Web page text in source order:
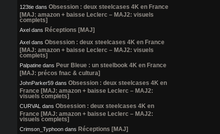
123tie dans Obsession : deux steelcases 4K en France
[MAJ: amazon + baisse Leclerc – MAJ2: visuels
complets]
Axel dans Réceptions [MAJ]
Axel dans Obsession : deux steelcases 4K en France
[MAJ: amazon + baisse Leclerc – MAJ2: visuels
complets]
Palpatine dans Peur Bleue : un steelbook 4K en France
[MAJ: précos fnac & cultura]
JohnParker59 dans Obsession : deux steelcases 4K en
France [MAJ: amazon + baisse Leclerc – MAJ2:
visuels complets]
CURVAL dans Obsession : deux steelcases 4K en
France [MAJ: amazon + baisse Leclerc – MAJ2:
visuels complets]
Crimson_Typhoon dans Réceptions [MAJ]